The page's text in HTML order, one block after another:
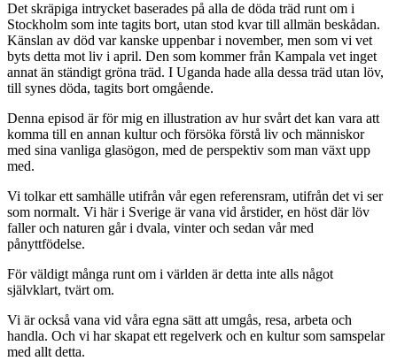
Det skräpiga intrycket baserades på alla de döda träd runt om i
Stockholm som inte tagits bort, utan stod kvar till allmän beskådan.
Känslan av död var kanske uppenbar i november, men som vi vet
byts detta mot liv i april. Den som kommer från Kampala vet inget
annat än ständigt gröna träd. I Uganda hade alla dessa träd utan löv,
till synes döda, tagits bort omgående.
Denna episod är för mig en illustration av hur svårt det kan vara att
komma till en annan kultur och försöka förstå liv och människor
med sina vanliga glasögon, med de perspektiv som man växt upp
med.
Vi tolkar ett samhälle utifrån vår egen referensram, utifrån det vi ser
som normalt. Vi här i Sverige är vana vid årstider, en höst där löv
faller och naturen går i dvala, vinter och sedan vår med
pånyttfödelse.
För väldigt många runt om i världen är detta inte alls något
självklart, tvärt om.
Vi är också vana vid våra egna sätt att umgås, resa, arbeta och
handla. Och vi har skapat ett regelverk och en kultur som samspelar
med allt detta.